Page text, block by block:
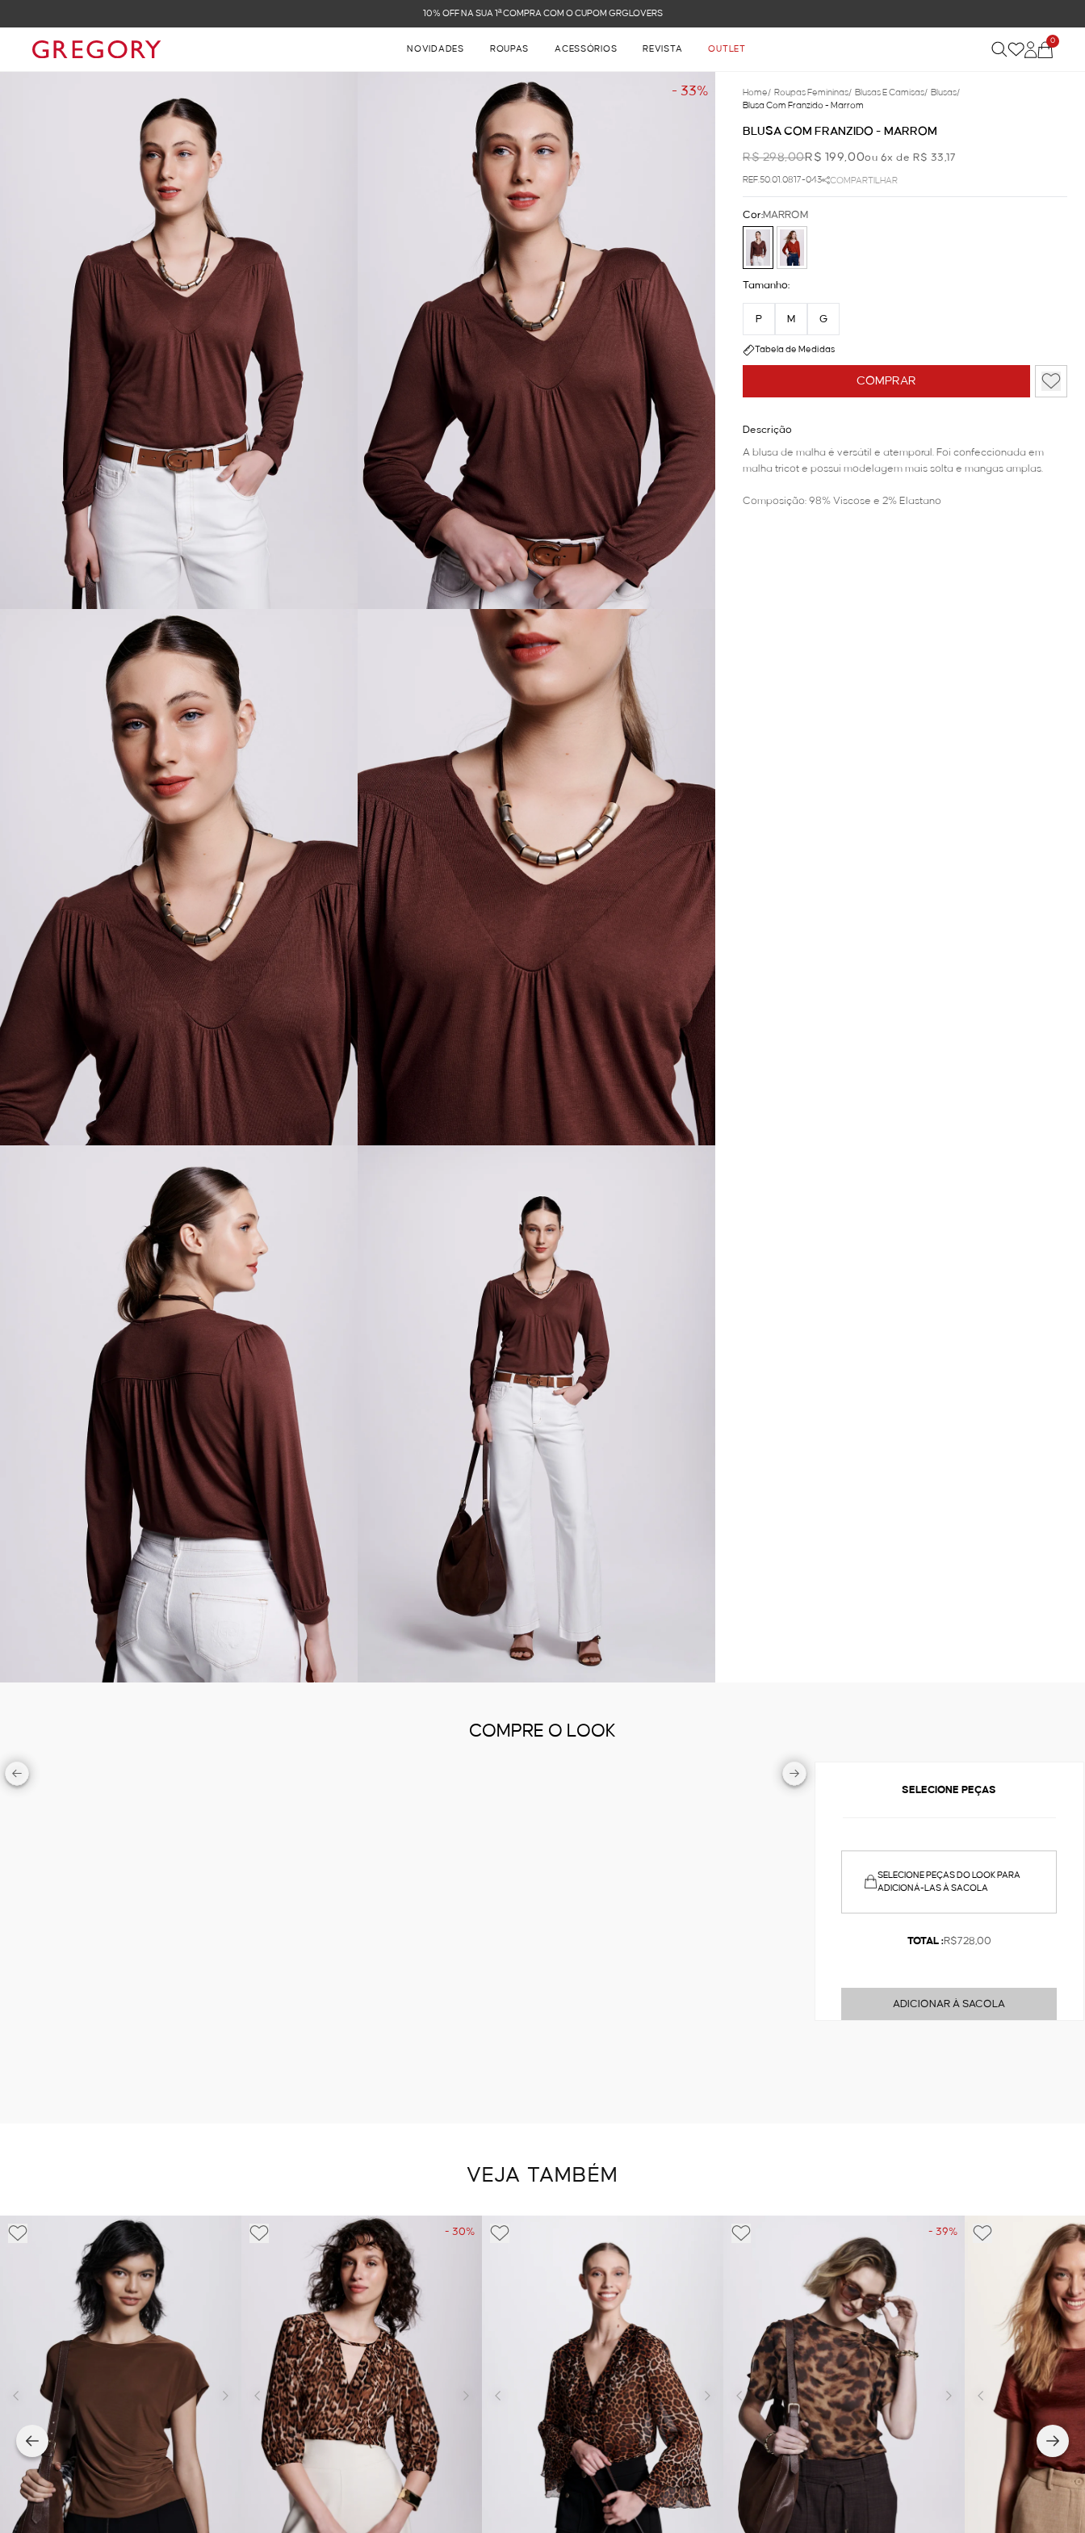
FRETE GRÁTIS NAS COMPRAS ACIMA DE R$ 899
NOVIDADES ROUPAS ACESSÓRIOS REVISTA OUTLET
0
- 33% Home/ Roupas Femininas/ Blusas E Camisas/ Blusas/
Blusa Com Franzido - Marrom
BLUSA COM FRANZIDO - MARROM
R$ 298,00R$ 199,00ou 6x de R$ 33,17
REF.50.01.0817-043 COMPARTILHAR
COMPRAR
Cor:MARROM
Tamanho:
P M G
Tabela de Medidas
Descrição
A blusa de malha é versátil e atemporal. Foi confeccionada em
malha tricot e possui modelagem mais solta e mangas amplas.
Composição: 98% Viscose e 2% Elastano
COMPRE O LOOK
SELECIONE PEÇAS
SELECIONE PEÇAS DO LOOK PARA
ADICIONÁ-LAS À SACOLA
TOTAL :R$728,00
ADICIONAR À SACOLA
VEJA TAMBÉM
- 30% - 39%